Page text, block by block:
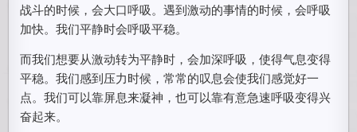
战斗的时候，会大口呼吸。遇到激动的事情的时候，会呼吸
加快。我们平静时会呼吸平稳。
而我们想要从激动转为平静时，会加深呼吸，使得气息变得
平稳。我们感到压力时候，常常的叹息会使我们感觉好一
点。我们可以靠屏息来凝神，也可以靠有意急速呼吸变得兴
奋起来。